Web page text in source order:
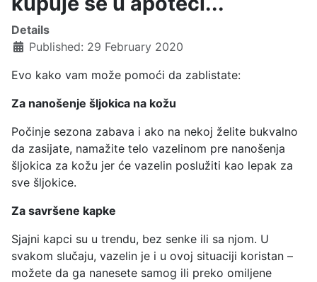
Details
Published: 29 February 2020
Evo kako vam može pomoći da zablistate:
Za nanošenje šljokica na kožu
Počinje sezona zabava i ako na nekoj želite bukvalno
da zasijate, namažite telo vazelinom pre nanošenja
šljokica za kožu jer će vazelin poslužiti kao lepak za
sve šljokice.
Za savršene kapke
Sjajni kapci su u trendu, bez senke ili sa njom. U
svakom slučaju, vazelin je i u ovoj situaciji koristan –
možete da ga nanesete samog ili preko omiljene